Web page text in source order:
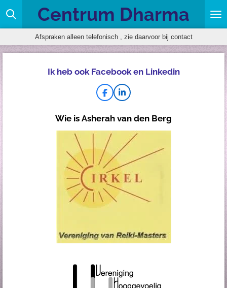
Ga
direct
naar
hoofdinhoud
Centrum Dharma
Afspraken alleen telefonisch , zie daarvoor bij contact
Ik heb ook Facebook en Linkedin
F
a
e
o
k
L
i
k
n
Wie is Asherah van den Berg